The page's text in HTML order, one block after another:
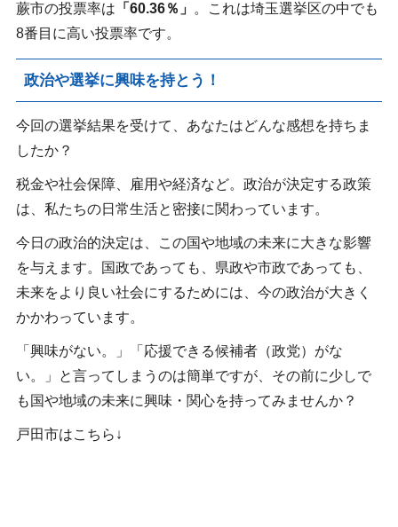
蕨市の投票率は 「60.36％」
。これは埼玉選挙区の中でも
8番目に高い投票率です。
政治や選挙に興味を持とう！
今回の選挙結果を受けて、あなたはどんな感想を持ちま
したか？
税金や社会保障、雇用や経済など。政治が決定する政策
は、私たちの日常生活と密接に関わっています。
今日の政治的決定は、この国や地域の未来に大きな影響
を与えます。国政であっても、県政や市政であっても、
未来をより良い社会にするためには、今の政治が大きく
かかわっています。
「興味がない。」「応援できる候補者（政党）がな
い。」と言ってしまうのは簡単ですが、その前に少しで
も国や地域の未来に興味・関心を持ってみませんか？
戸田市はこちら↓